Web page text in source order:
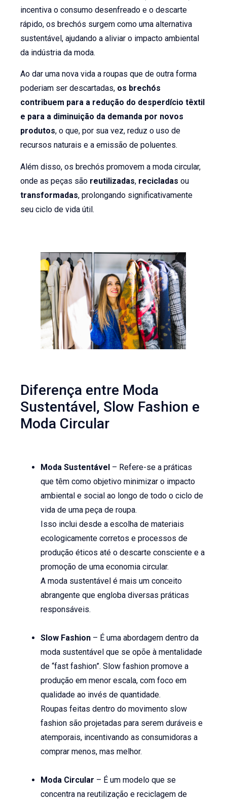
incentiva o consumo desenfreado e o descarte
rápido, os brechós surgem como uma alternativa
sustentável, ajudando a aliviar o impacto ambiental
da indústria da moda.
Ao dar uma nova vida a roupas que de outra forma
poderiam ser descartadas, os brechós
contribuem para a redução do desperdício têxtil
e para a diminuição da demanda por novos
produtos, o que, por sua vez, reduz o uso de
recursos naturais e a emissão de poluentes.
Além disso, os brechós promovem a moda circular,
onde as peças são reutilizadas, recicladasou
transformadas, prolongando significativamente
seu ciclo de vida útil.
Diferença entre Moda
Sustentável, Slow Fashion e
Moda Circular
Moda Sustentável – Refere-se a práticas
que têm como objetivo minimizar o impacto
ambiental e social ao longo de todo o ciclo de
vida de uma peça de roupa.
Isso inclui desde a escolha de materiais
ecologicamente corretos e processos de
produção éticos até o descarte consciente e a
promoção de uma economia circular.
A moda sustentável é mais um conceito
abrangente que engloba diversas práticas
responsáveis.
Slow Fashion – É uma abordagem dentro da
moda sustentável que se opõe à mentalidade
de “fast fashion”. Slow fashion promove a
produção em menor escala, com foco em
qualidade ao invés de quantidade.
Roupas feitas dentro do movimento slow
fashion são projetadas para serem duráveis e
atemporais, incentivando as consumidoras a
comprar menos, mas melhor.
Moda Circular – É um modelo que se
concentra na reutilização e reciclagem de